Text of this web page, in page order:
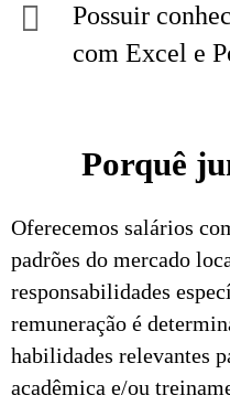
Possuir
com Excel e
Porquê
Oferecemos salários
padrões do mercado
responsabilidades
remuneração é
habilidades relevantes
acadêmica e/ou